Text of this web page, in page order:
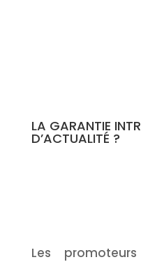
LA GARANTIE
D’ACTUALITÉ ?
Les